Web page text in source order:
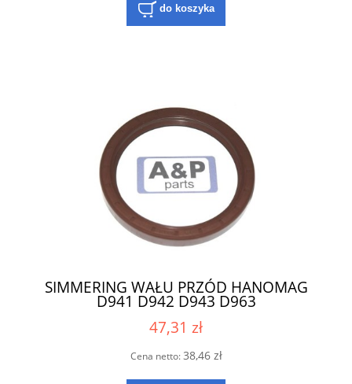
do koszyka
SIMMERING WAŁU PRZÓD HANOMAG
D941 D942 D943 D963
47,31 zł
Cena netto:38,46 zł